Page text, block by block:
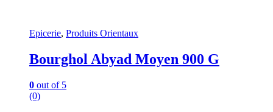
Epicerie, Produits Orientaux
Bourghol Abyad Moyen 900 G
0 out of 5
(0)